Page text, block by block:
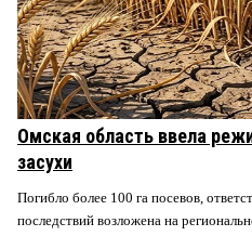
Омская область ввела
засухи
Погибло более 100 га посевов,
последствий возложена на